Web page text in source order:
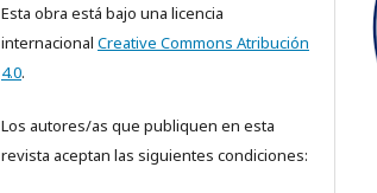
Esta obra está bajo una licencia
internacional Creative Commons Atribución
4.0.
Los autores/as que publiquen en esta
revista aceptan las siguientes condiciones: